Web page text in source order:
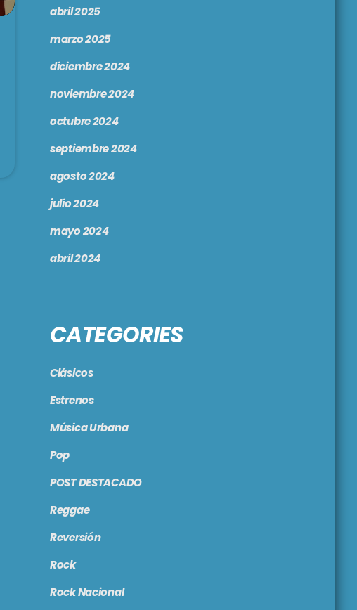
abril 2025
marzo 2025
diciembre 2024
noviembre 2024
octubre 2024
septiembre 2024
agosto 2024
julio 2024
mayo 2024
abril 2024
CATEGORIES
Clásicos
Estrenos
Música Urbana
Pop
POST DESTACADO
Reggae
Reversión
Rock
Rock Nacional